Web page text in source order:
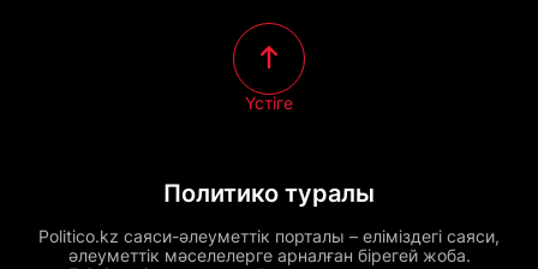
Политико туралы
Politico.kz саяси-әлеуметтік порталы – еліміздегі саяси,
әлеуметтік мәселелерге арналған бірегей жоба.
Үстіге